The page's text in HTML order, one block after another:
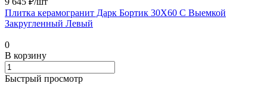
Плитка керамогранит Дарк Бортик 30X60 С Выемкой
Закругленный Левый
0
В корзину
Быстрый просмотр